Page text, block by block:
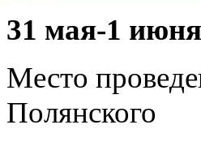
31 мая-1 июня
Место
Полянского